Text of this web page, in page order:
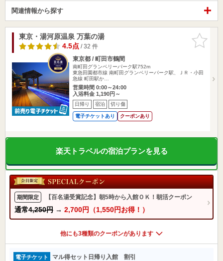
関連情報から探す
お気に入
りに追加
東京・湯河原温泉 万葉の湯
4.5点/ 32 件
東京都 / 町田市鶴間
南町田グランベリーパーク駅752m
東急田園都市線 南町田グランベリーパーク駅、ＪＲ・小田
急線 町田駅か…
営業時間 0:00～24:00
入浴料金 1,190円～
日帰り 宿泊 切り傷
電子チケットあり クーポンあり
楽天トラベルの宿泊プランを見る
期間限定 【百名湯受賞記念】朝5時から入館ＯＫ！朝活クーポン
通常4,250円 → 2,700円（1,550円お得！）
他にも3種類のクーポンがあります
電子チケット マル得セット日帰り入館 割引